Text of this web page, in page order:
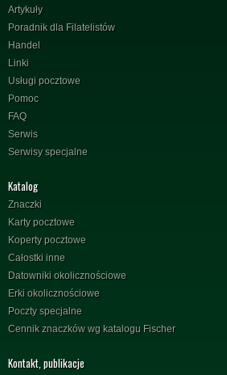
Artykuły
Poradnik dla Filatelistów
Handel
Linki
Usługi pocztowe
Pomoc
FAQ
Serwis
Serwisy specjalne
Katalog
Znaczki
Karty pocztowe
Koperty pocztowe
Całostki inne
Datowniki okolicznościowe
Erki okolicznościowe
Poczty specjalne
Cennik znaczków wg katalogu Fischer
Kontakt, publikacje